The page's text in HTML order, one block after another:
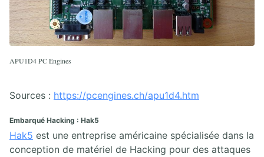
APU1D4 PC Engines
Sources : https://pcengines.ch/apu1d4.htm
Embarqué Hacking : Hak5
Hak5 est une entreprise américaine spécialisée dans la
conception de matériel de Hacking pour des attaques